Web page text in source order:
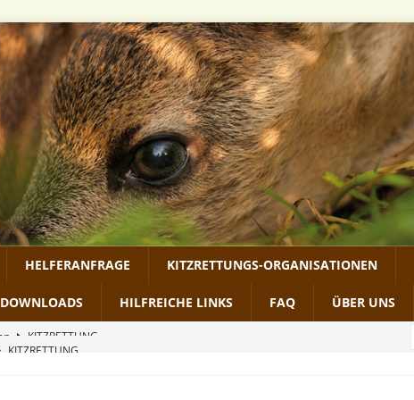
HELFERANFRAGE KITZRETTUNGS-ORGANISATIONEN
DOWNLOADS HILFREICHE LINKS FAQ ÜBER UNS
KITZRETTUNG